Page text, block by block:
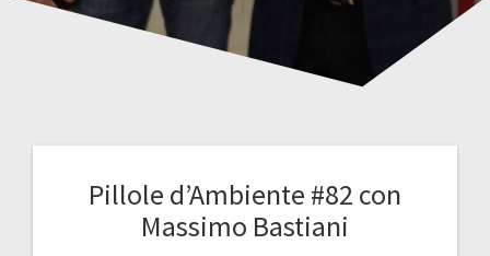
Pillole d’Ambiente #82 con
Massimo Bastiani